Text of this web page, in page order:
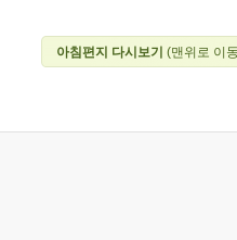
아침편지 다시보기 (맨위로 이